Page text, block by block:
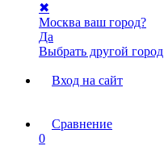
✖
Москва ваш город?
Да
Выбрать другой город
Вход на сайт
Сравнение
0